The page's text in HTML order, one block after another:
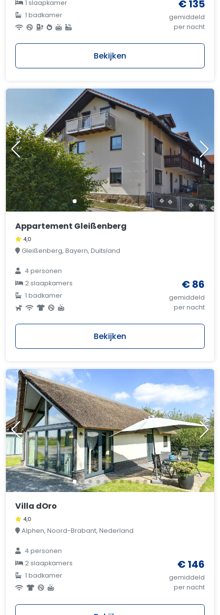
1 slaapkamer
1 badkamer
€ 135
gemiddeld
per nacht
Bekijken
Appartement Gleißenberg
4,0
Gleißenberg, Bayern, Duitsland
4 personen
2 slaapkamers
1 badkamer
€ 86
gemiddeld
per nacht
Bekijken
Villa dOro
4,0
Alphen, Noord-Brabant, Nederland
4 personen
2 slaapkamers
1 badkamer
€ 146
gemiddeld
per nacht